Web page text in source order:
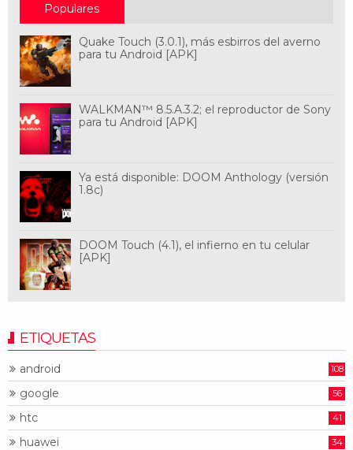
Populares
Quake Touch (3.0.1), más esbirros del averno
para tu Android [APK]
WALKMAN™ 8.5.A.3.2; el reproductor de Sony
para tu Android [APK]
Ya está disponible: DOOM Anthology (versión
1.8c)
DOOM Touch (4.1), el infierno en tu celular
[APK]
ETIQUETAS
android 108
google 56
htc 41
huawei 34